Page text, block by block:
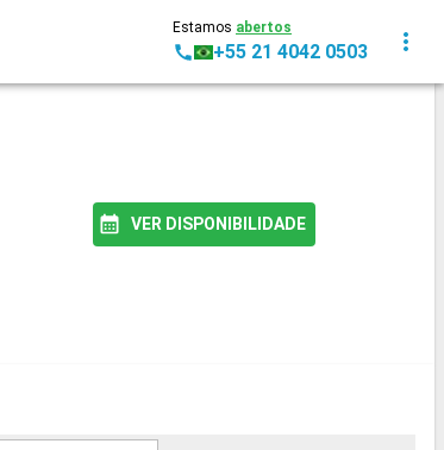
Estamos abertos
+55 21 4042 0503
VER DISPONIBILIDADE